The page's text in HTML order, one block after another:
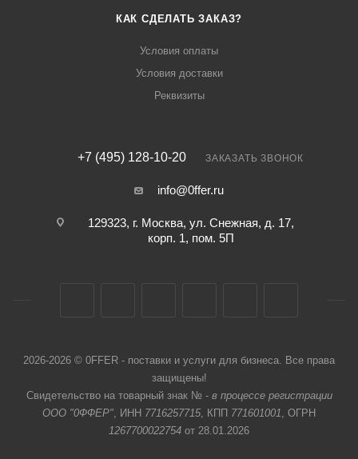
КАК СДЕЛАТЬ ЗАКАЗ?
Условия оплаты
Условия доставки
Реквизиты
+7 (495) 128-10-20 ЗАКАЗАТЬ ЗВОНОК
info@0ffer.ru
129323, г. Москва, ул. Снежная, д. 17,
корп. 1, пом. 5П
2026-2026 © 0FFER - поставки и услуги для бизнеса. Все права
защищены!
Свидетельство на товарный знак № - в процессе регистрации
ООО "0ФФЕР", ИНН 7716257715, КПП 771601001, ОГРН
1267700022754 от 28.01.2026